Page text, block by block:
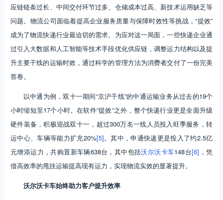
应链链条过长、中间交付环节过多、仓储成本过高、新技术运用缺乏等
问题。物流公司面临着提高企业服务质量与保障时效性等挑战，“提效”
成为了物流快递行业最迫切的需求。为应对这一局面，一些快递企业通
过引入大数据和人工智能等技术手段优化供应链，调整运力结构以及提
升主要干线的运输时效，通过科学的管理方法为消费者交付了一份完美
答卷。
以中通为例，双十一期间“京沪干线”的中通运输业务从过去的19个
小时缩短至17个小时。在软件“提效”之外，整个快递行业更是全面升级
硬件装备，积极迎战双十一，超过300万名一线人员投入旺季服务，转
运中心、车辆等能力扩充20%[5]。其中，申通快递更是投入了约2.5亿
元增添运力，共购置新车辆638台，其中包括沃尔沃卡车148台[6] ，凭
借高效率的甩挂运输提高现有运力，实现物流实效的显著提升。
沃尔沃卡车始终助力客户提升效率